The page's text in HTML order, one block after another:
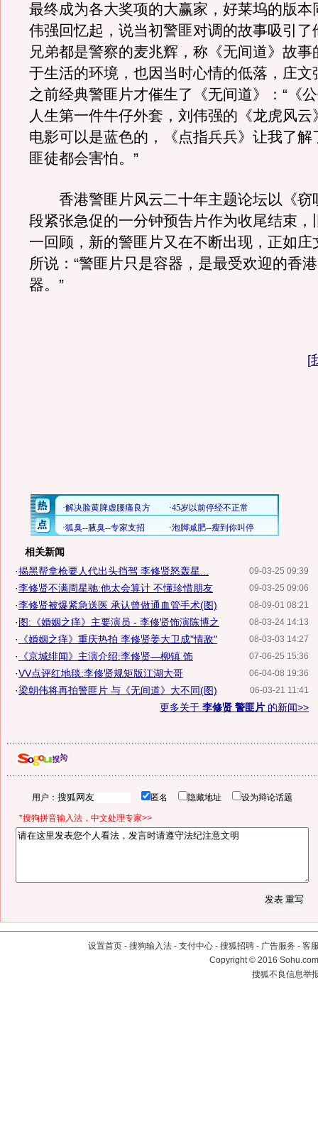
最终成为各大奖项的大赢家，好莱坞的版本
伟强回忆起，说当初警匪对调的故事吸引了
兄弟都是警察的麦兆辉，称《无间道》故事
于生活的环境，也因当时心情的低落，庄文
之前经典警匪片才催生了《无间道》：“《
人生第一件牛仔外套，刘伟强的《龙虎风云
电影可以是蓝色的，《点指兵兵》让我了解
匪徒都会害怕。”
香港警匪片风云二十年主题论坛以《窃
段紧张急促的一分钟预告片作为收尾结束，
一回顾，新的警匪片又在不断出现，正如庄
所说：“警匪片只是容器，是最受欢迎的香
器。”
[
相关新闻
09-03-25 09:39
·揭黑帮拿枪要人代出头挡驾 李修贤怒轰星...
09-03-25 09:06
·李修贤不满周星驰:他太会算计 不懂珍惜朋友
08-09-01 08:21
·李修贤被爆紧急送医 承认曾做通血管手术(图)
08-03-24 14:13
·图:《婚姻之痒》主要演员 - 李修贤饰演陈博之
08-03-03 14:27
· 《婚姻之痒》重庆热拍 李修贤姜大卫成"情敌"
07-06-25 15:36
· 《京城绯闻》主演介绍:李修贤—柳镇 饰
06-04-08 19:36
·VV点评红地毯:李修贤规矩版江湖大哥
06-03-21 11:41
·梁朝伟将再拍警匪片 与《无间道》大不同(图)
更多关于 李修贤 警匪片 的新闻>>
用户： 匿名 隐藏地址 设为辩论话题
*搜狗拼音输入法，中文处理专家>>
设置首页 - 搜狗输入法 - 支付中心 - 搜狐招聘 - 广告服务 - 客
Copyright©2016
搜狐不良信息举